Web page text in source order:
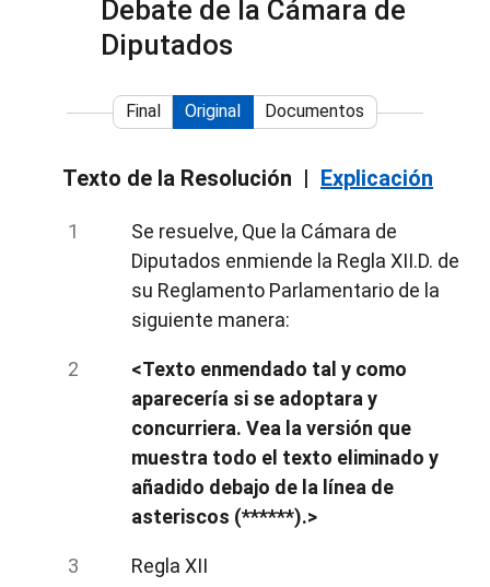
Debate de la Cámara de
Diputados
Final Original Documentos
Texto de la Resolución Explicación
Se resuelve, Que la Cámara de
Diputados enmiende la Regla XII.D. de
su Reglamento Parlamentario de la
siguiente manera:
<Texto enmendado tal y como
aparecería si se adoptara y
concurriera. Vea la versión que
muestra todo el texto eliminado y
añadido debajo de la línea de
asteriscos (******).>
Regla XII